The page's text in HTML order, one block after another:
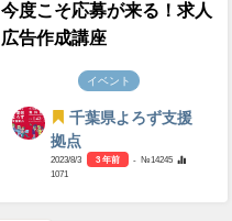
今度こそ応募が来る！求人
広告作成講座
イベント
千葉県よろず支援
拠点
2023/8/3 3 年前
- №14245
1071